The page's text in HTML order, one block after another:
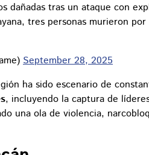
dañadas tras un ataque con
tres personas murieron
September 28, 2025
ha sido escenario de
, incluyendo la captura de
una ola de violencia,